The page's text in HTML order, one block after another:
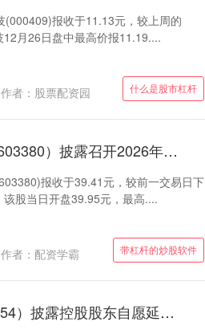
报收于11.13元，较上周的
月26日盘中最高价报11.19....
什么是股市杠杆
作者：股票配资园
带杠杆的炒股软件 易德龙（603380）披露召开2026年第一次临时股东会通知，12月26日股价下跌2.38%
报收于39.41元，较前一交易日下
股当日开盘39.95元，最高....
带杠杆的炒股软件
作者：配资学霸
股票配资指南 中安科（600654）披露控股股东自愿延长股份限售锁定期，12月26日股价下跌0.27%